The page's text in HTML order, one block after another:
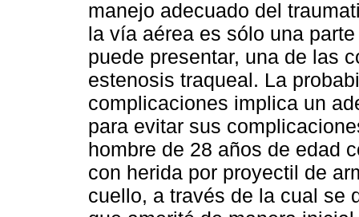
manejo adecuado del
la vía aérea es sólo una
puede presentar, una de las
estenosis traqueal. La
complicaciones implica un
para evitar sus
hombre de 28 años de edad
con herida por proyectil de
cuello, a través de la cual se